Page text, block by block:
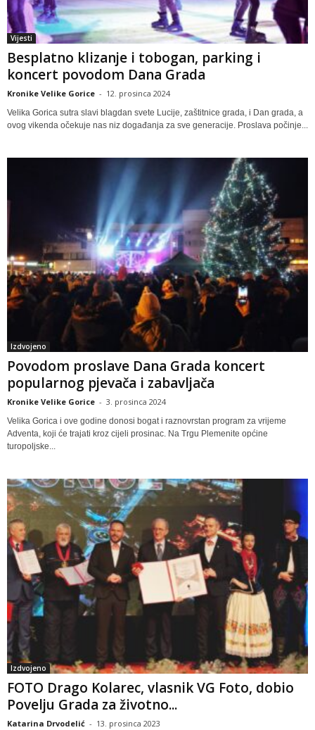
Vijesti
Besplatno klizanje i tobogan, parking i
koncert povodom Dana Grada
Kronike Velike Gorice - 12. prosinca 2024
Velika Gorica sutra slavi blagdan svete Lucije, zaštitnice grada, i Dan grada, a
ovog vikenda očekuje nas niz događanja za sve generacije. Proslava počinje...
Izdvojeno
Povodom proslave Dana Grada koncert
popularnog pjevača i zabavljača
Kronike Velike Gorice - 3. prosinca 2024
Velika Gorica i ove godine donosi bogat i raznovrstan program za vrijeme
Adventa, koji će trajati kroz cijeli prosinac. Na Trgu Plemenite općine
turopoljske...
Izdvojeno
FOTO Drago Kolarec, vlasnik VG Foto, dobio
Povelju Grada za životno...
Katarina Drvodelić - 13. prosinca 2023